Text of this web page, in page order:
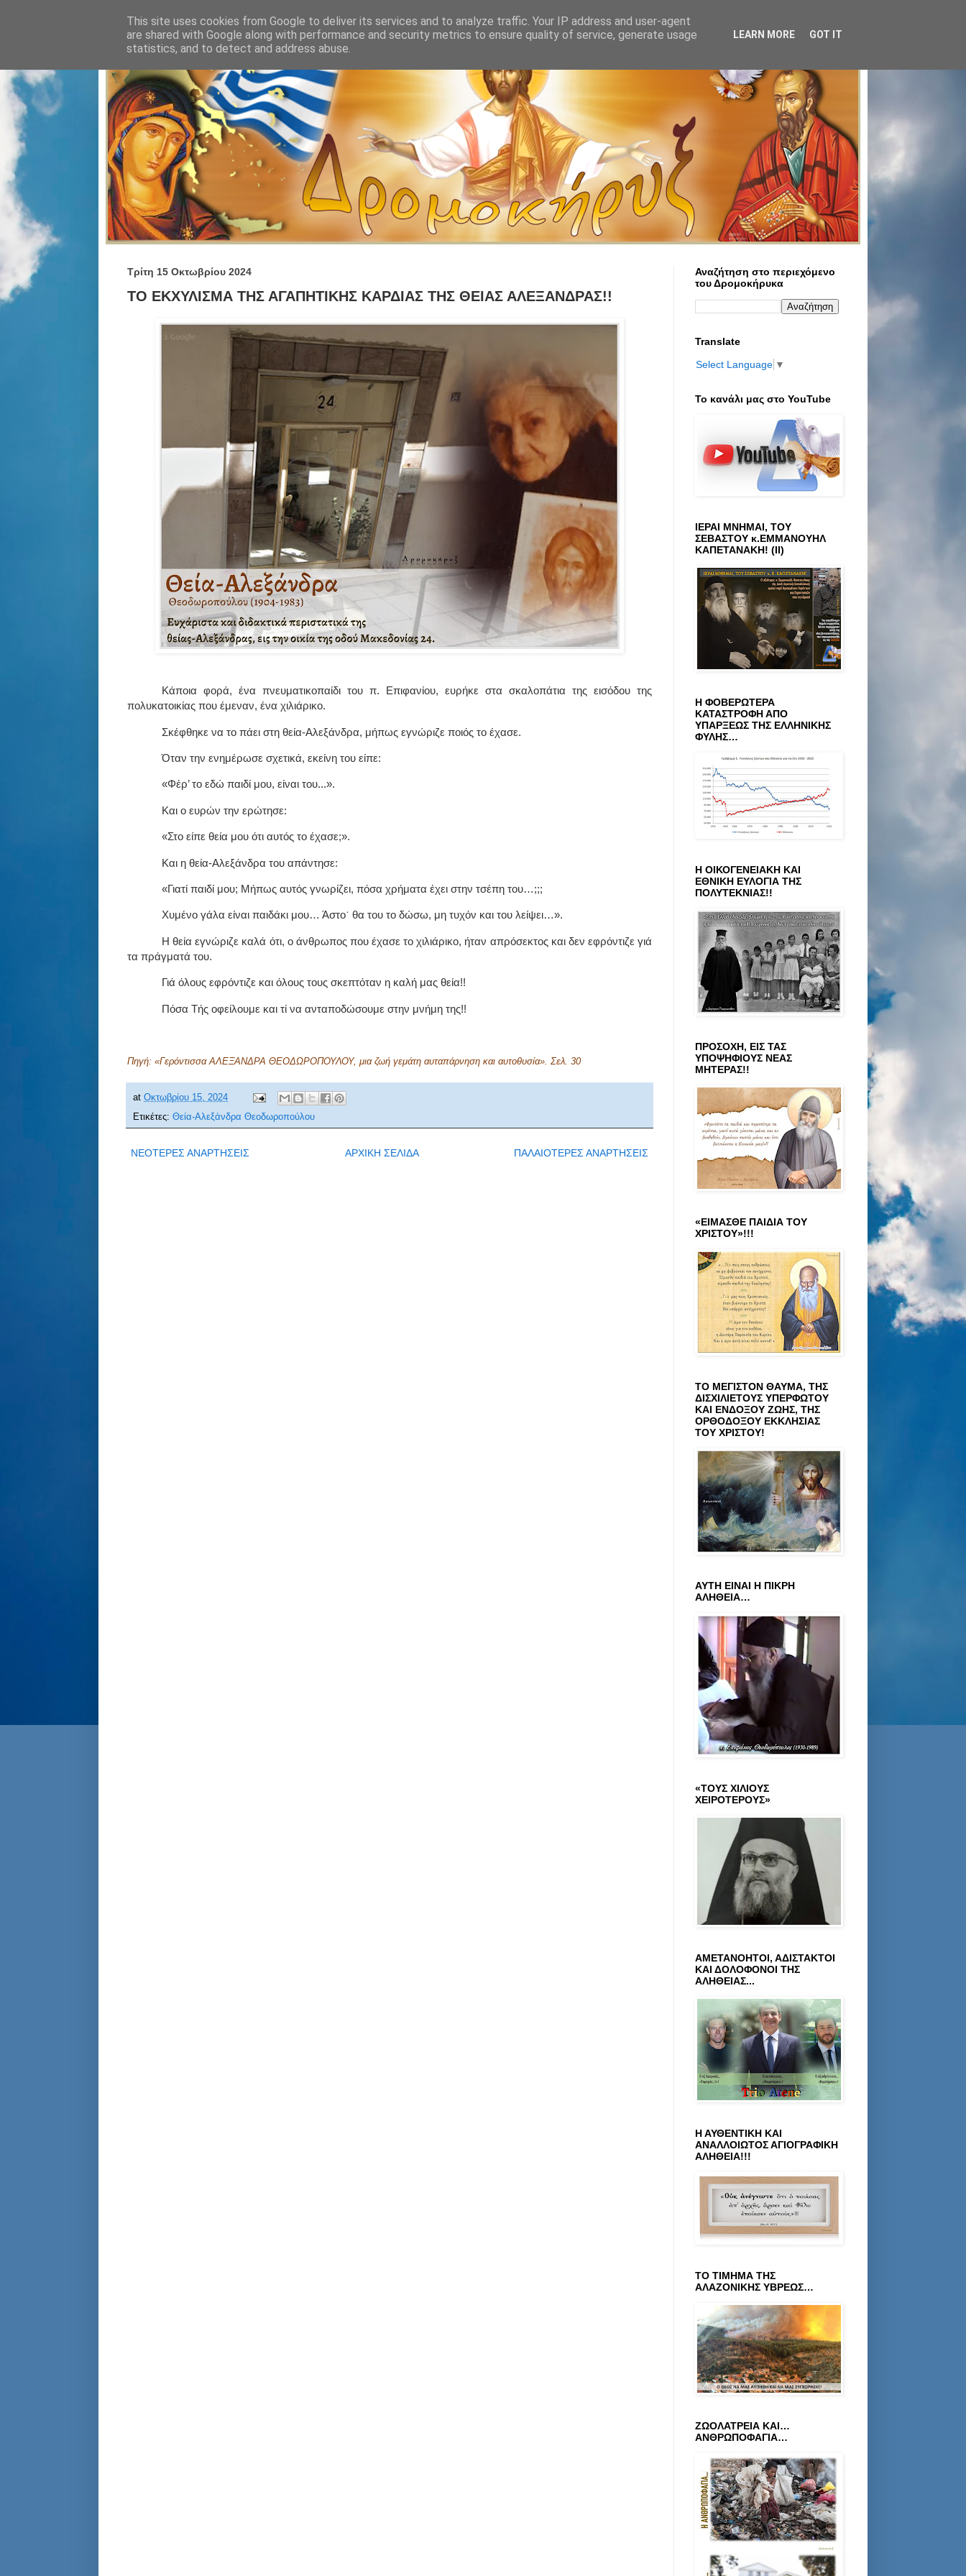
Τρίτη 15 Οκτωβρίου 2024
ΤΟ ΕΚΧΥΛΙΣΜΑ ΤΗΣ ΑΓΑΠΗΤΙΚΗΣ ΚΑΡΔΙΑΣ ΤΗΣ ΘΕΙΑΣ ΑΛΕΞΑΝΔΡΑΣ!!
Κάποια φορά, ένα πνευματικοπαίδι του π. Επιφανίου, ευρήκε στα σκαλοπάτια της εισόδου της
πολυκατοικίας που έμεναν, ένα χιλιάρικο.
Σκέφθηκε να το πάει στη θεία-Αλεξάνδρα, μήπως εγνώριζε ποιός το έχασε.
Όταν την ενημέρωσε σχετικά, εκείνη του είπε:
«Φέρ’ το εδώ παιδί μου, είναι του...».
Και ο ευρών την ερώτησε:
«Στο είπε θεία μου ότι αυτός το έχασε;».
Και η θεία-Αλεξάνδρα του απάντησε:
«Γιατί παιδί μου; Μήπως αυτός γνωρίζει, πόσα χρήματα έχει στην τσέπη του…;;;
Χυμένο γάλα είναι παιδάκι μου… Άστο˙ θα του το δώσω, μη τυχόν και του λείψει…».
Η θεία εγνώριζε καλά ότι, ο άνθρωπος που έχασε το χιλιάρικο, ήταν απρόσεκτος και δεν εφρόντιζε γιά
τα πράγματά του.
Γιά όλους εφρόντιζε και όλους τους σκεπτόταν η καλή μας θεία!!
Πόσα Τής οφείλουμε και τί να ανταποδώσουμε στην μνήμη της!!
Πηγή: «Γερόντισσα ΑΛΕΞΑΝΔΡΑ ΘΕΟΔΩΡΟΠΟΥΛΟΥ, μια ζωή γεμάτη αυταπάρνηση και αυτοθυσία». Σελ. 30
at Οκτωβρίου 15, 2024
Ετικέτες: Θεία-Αλεξάνδρα Θεοδωροπούλου
ΝΕΟΤΕΡΕΣ ΑΝΑΡΤΗΣΕΙΣ ΠΑΛΑΙΟΤΕΡΕΣ ΑΝΑΡΤΗΣΕΙΣ
ΑΡΧΙΚΗ ΣΕΛΙΔΑ
Αναζήτηση στο περιεχόμενο
του Δρομοκήρυκα
Translate
Select Language ▼
Το κανάλι μας στο ΥοuTube
ΙΕΡΑΙ ΜΝΗΜΑΙ, ΤΟΥ
ΣΕΒΑΣΤΟΥ κ.ΕΜΜΑΝΟΥΗΛ
ΚΑΠΕΤΑΝΑΚΗ! (ΙΙ)
Η ΦΟΒΕΡΩΤΕΡΑ
ΚΑΤΑΣΤΡΟΦΗ ΑΠΟ
ΥΠΑΡΞΕΩΣ ΤΗΣ ΕΛΛΗΝΙΚΗΣ
ΦΥΛΗΣ…
Η ΟΙΚΟΓΕΝΕΙΑΚΗ ΚΑΙ
ΕΘΝΙΚΗ ΕΥΛΟΓΙΑ ΤΗΣ
ΠΟΛΥΤΕΚΝΙΑΣ!!
ΠΡΟΣΟΧΗ, ΕΙΣ ΤΑΣ
ΥΠΟΨΗΦΙΟΥΣ ΝΕΑΣ
ΜΗΤΕΡΑΣ!!
«ΕΙΜΑΣΘΕ ΠΑΙΔΙΑ ΤΟΥ
ΧΡΙΣΤΟΥ»!!!
ΤΟ ΜΕΓΙΣΤΟΝ ΘΑΥΜΑ, ΤΗΣ
ΔΙΣΧΙΛΙΕΤΟΥΣ ΥΠΕΡΦΩΤΟΥ
ΚΑΙ ΕΝΔΟΞΟΥ ΖΩΗΣ, ΤΗΣ
ΟΡΘΟΔΟΞΟΥ ΕΚΚΛΗΣΙΑΣ
ΤΟΥ ΧΡΙΣΤΟΥ!
ΑΥΤΗ ΕΙΝΑΙ Η ΠΙΚΡΗ
ΑΛΗΘΕΙΑ…
«ΤΟΥΣ ΧΙΛΙΟΥΣ
ΧΕΙΡΟΤΕΡΟΥΣ»
ΑΜΕΤΑΝΟΗΤΟΙ, ΑΔΙΣΤΑΚΤΟΙ
ΚΑΙ ΔΟΛΟΦΟΝΟΙ ΤΗΣ
ΑΛΗΘΕΙΑΣ...
Η ΑΥΘΕΝΤΙΚΗ ΚΑΙ
ΑΝΑΛΛΟΙΩΤΟΣ ΑΓΙΟΓΡΑΦΙΚΗ
ΑΛΗΘΕΙΑ!!!
ΤΟ ΤΙΜΗΜΑ ΤΗΣ
ΑΛΑΖΟΝΙΚΗΣ ΥΒΡΕΩΣ…
ΖΩΟΛΑΤΡΕΙΑ ΚΑΙ…
ΑΝΘΡΩΠΟΦΑΓΙΑ…
This site uses cookies from Google to deliver its services and to analyze traffic. Your IP address and user-agent
are shared with Google along with performance and security metrics to ensure quality of service, generate usage
statistics, and to detect and address abuse.
LEARN MORE GOT IT